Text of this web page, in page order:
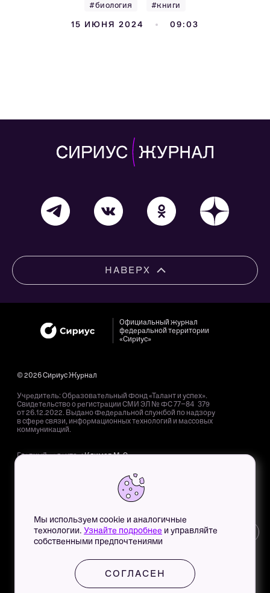
#биология #книги
15 ИЮНЯ 2024 09:03
НАВЕРХ
© 2026 Сириус Журнал
Учредитель: Образовательный Фонд «Талант и успех».
Свидетельство о регистрации СМИ ЭЛ № ФС 77−84 379
от 26.12.2022. Выдано Федеральной службой по надзору
в сфере связи, информационных технологий и массовых
коммуникаций.
Главный редактор:Климов М. Э.
Адрес электронной почты редакции:
.
+7 (800) 100-76-63
Для детей старше 12 лет. Все права на любые материалы,
опубликованные на сайте, защищены в соответствии
с российским и международным законодательством
текстовых, фото-, аудио- и видеоматериалов возможно
только с согласия правообладателя.
Официальный журнал
федеральной территории
«Сириус»
Мы используем cookie и аналогичные
технологии. Узнайте подробнее и управляйте
собственными предпочтениями
СОГЛАСЕН